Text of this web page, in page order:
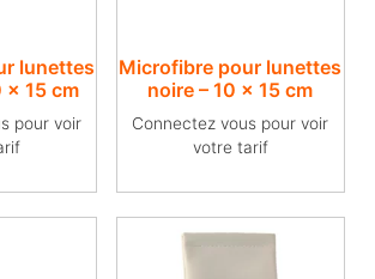
lunettes
x 15 cm
pour voir
Microfibre pour lunettes
noire – 10 x 15 cm
Connectez vous pour voir
votre tarif